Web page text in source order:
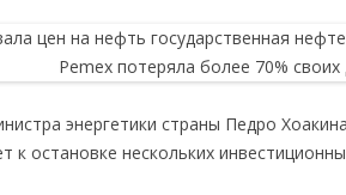
энергетики страны Педро
к остановке нескольких